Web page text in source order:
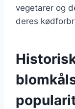
vegetarer og
deres